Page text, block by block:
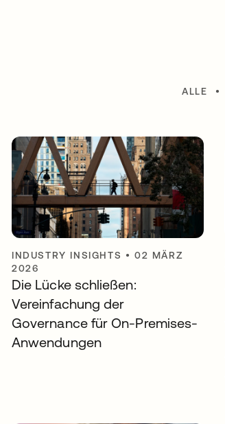
ALLE •
INDUSTRY INSIGHTS •02 MÄRZ
2026
Die Lücke schließen:
Vereinfachung der
Governance für On-Premises-
Anwendungen